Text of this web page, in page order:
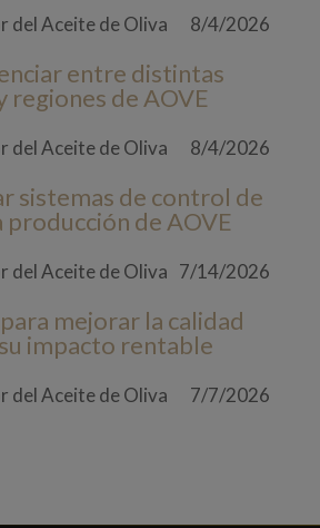
del Aceite de Oliva 8/4/2026
entre distintas
regiones de AOVE
del Aceite de Oliva 8/4/2026
sistemas de control de
producción de AOVE
del Aceite de Oliva 7/14/2026
mejorar la calidad
impacto rentable
del Aceite de Oliva 7/7/2026